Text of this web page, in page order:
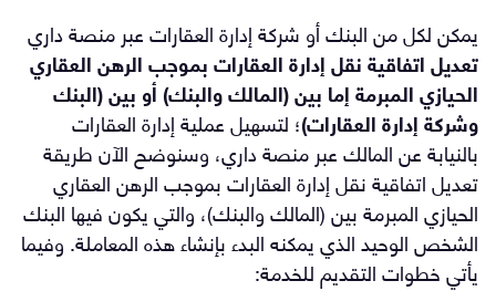
الدخول
يمكن لكل من البنك أو شركة إدارة العقارات عبر منصة داري
تعديل اتفاقية نقل إدارة العقارات بموجب الرهن العقاري
الحيازي المبرمة إما بين (المالك والبنك) أو بين (البنك
وشركة إدارة العقارات)؛ لتسهيل عملية إدارة العقارات
بالنيابة عن المالك عبر منصة داري، وسنوضح الآن طريقة
تعديل اتفاقية نقل إدارة العقارات بموجب الرهن العقاري
الحيازي المبرمة بين (المالك والبنك)، والتي يكون فيها البنك
الشخص الوحيد الذي يمكنه البدء بإنشاء هذه المعاملة. وفيما
يأتي خطوات التقديم للخدمة: